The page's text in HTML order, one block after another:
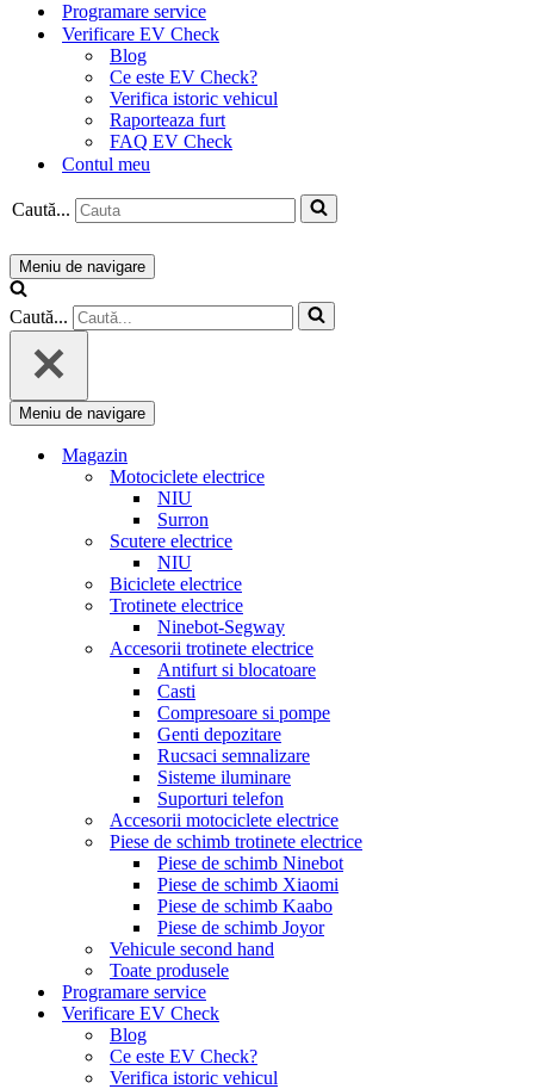
Programare service
Verificare EV Check
Blog
Ce este EV Check?
Verifica istoric vehicul
Raporteaza furt
FAQ EV Check
Contul meu
Caută...
Meniu de navigare
Caută...
Meniu de navigare
Magazin
Motociclete electrice
NIU
Surron
Scutere electrice
NIU
Biciclete electrice
Trotinete electrice
Ninebot-Segway
Accesorii trotinete electrice
Antifurt si blocatoare
Casti
Compresoare si pompe
Genti depozitare
Rucsaci semnalizare
Sisteme iluminare
Suporturi telefon
Accesorii motociclete electrice
Piese de schimb trotinete electrice
Piese de schimb Ninebot
Piese de schimb Xiaomi
Piese de schimb Kaabo
Piese de schimb Joyor
Vehicule second hand
Toate produsele
Programare service
Verificare EV Check
Blog
Ce este EV Check?
Verifica istoric vehicul